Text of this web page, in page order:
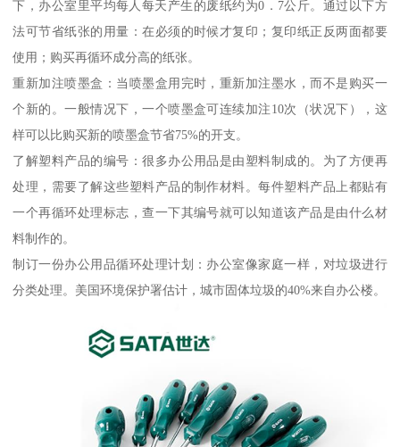
下，办公室里平均每人每天产生的废纸约为0．7公斤。通过以下方
法可节省纸张的用量：在必须的时候才复印；复印纸正反两面都要
使用；购买再循环成分高的纸张。
重新加注喷墨盒：当喷墨盒用完时，重新加注墨水，而不是购买一
个新的。一般情况下，一个喷墨盒可连续加注10次（状况下），这
样可以比购买新的喷墨盒节省75%的开支。
了解塑料产品的编号：很多办公用品是由塑料制成的。为了方便再
处理，需要了解这些塑料产品的制作材料。每件塑料产品上都贴有
一个再循环处理标志，查一下其编号就可以知道该产品是由什么材
料制作的。
制订一份办公用品循环处理计划：办公室像家庭一样，对垃圾进行
分类处理。美国环境保护署估计，城市固体垃圾的40%来自办公楼。